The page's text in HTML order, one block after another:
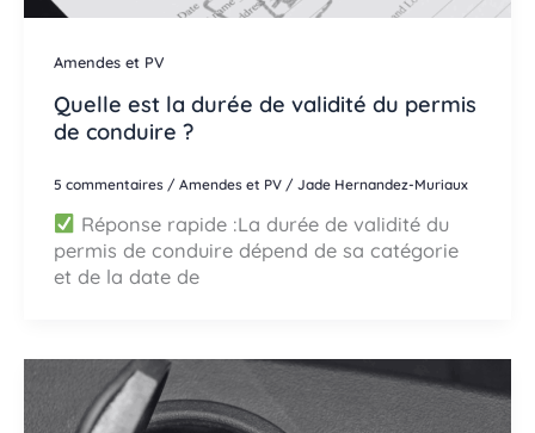
Amendes et PV
Quelle est la durée de validité du permis
de conduire ?
5 commentaires / Amendes et PV/ Jade Hernandez-Muriaux
Réponse rapide :La durée de validité du
permis de conduire dépend de sa catégorie
et de la date de